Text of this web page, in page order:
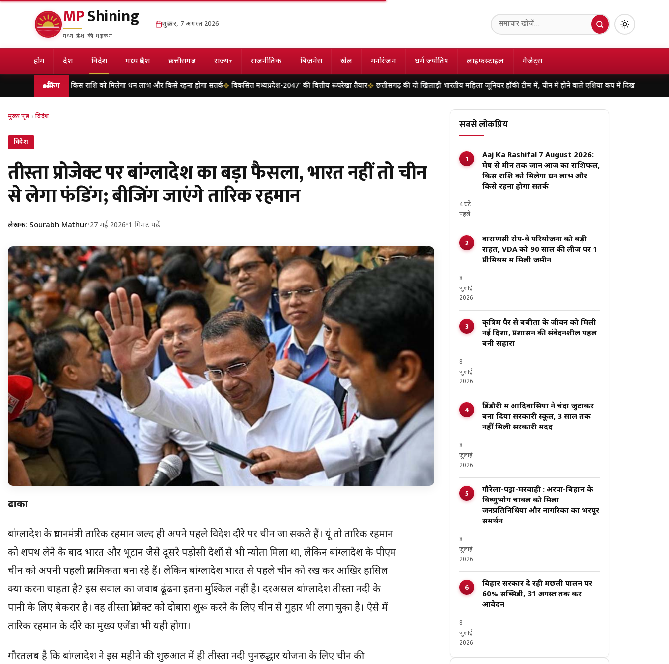
MPShining
मध्य प्रदेश की धड़कन
शुक्रवार, 7 अगस्त 2026
होम देश विदेश मध्य प्रदेश छत्तीसगढ़ राज्य▾ राजनीतिक बिज़नेस खेल मनोरंजन धर्म ज्योतिष लाइफस्टाइल गैजेट्स
ब्रेकिंग
किस राशि को मिलेगा धन लाभ और किसे रहना होगा सतर्क विकसित मध्यप्रदेश-2047’ की वित्तीय रूपरेखा तैयार छत्तीसगढ़ की दो खिलाड़ी भारतीय महिला जूनियर हॉकी टीम में, चीन में होने वाले एशिया कप में दिखाएंगी दम मध्यप्रदेश हॉकी
मुख्य पृष्ठ › विदेश
विदेश
तीस्ता प्रोजेक्ट पर बांग्लादेश का बड़ा फैसला, भारत नहीं तो चीन
से लेगा फंडिंग; बीजिंग जाएंगे तारिक रहमान
लेखक: Sourabh Mathur•27 मई 2026•1 मिनट पढ़ें
ढाका
बांग्लादेश के प्रधानमंत्री तारिक रहमान जल्द ही अपने पहले विदेश दौरे पर चीन जा सकते हैं। यूं तो तारिक रहमान
को शपथ लेने के बाद भारत और भूटान जैसे दूसरे पड़ोसी देशों से भी न्योता मिला था, लेकिन बांग्लादेश के पीएम
चीन को अपनी पहली प्राथमिकता बना रहे हैं। लेकिन बांग्लादेश भारत से पहले चीन को रख कर आखिर हासिल
क्या करना चाहता है? इस सवाल का जवाब ढूंढना इतना मुश्किल नहीं है। दरअसल बांग्लादेश तीस्ता नदी के
पानी के लिए बेकरार है। वह तीस्ता प्रोजेक्ट को दोबारा शुरू करने के लिए चीन से गुहार भी लगा चुका है। ऐसे में
तारिक रहमान के दौरे का मुख्य एजेंडा भी यही होगा।
गौरतलब है कि बांग्लादेश ने इस महीने की शुरुआत में ही तीस्ता नदी पुनरुद्धार योजना के लिए चीन की
सबसे लोकप्रिय
Aaj Ka Rashifal 7 August 2026:
मेष से मीन तक जानें आज का राशिफल,
किस राशि को मिलेगा धन लाभ और
किसे रहना होगा सतर्क
4 घंटे
पहले
वाराणसी रोप-वे परियोजना को बड़ी
राहत, VDA को 90 साल की लीज पर ₹1
प्रीमियम में मिली जमीन
8
जुलाई
2026
कृत्रिम पैर से बबीता के जीवन को मिली
नई दिशा, प्रशासन की संवेदनशील पहल
बनी सहारा
8
जुलाई
2026
डिंडौरी में आदिवासियों ने चंदा जुटाकर
बना दिया सरकारी स्कूल, 3 साल तक
नहीं मिली सरकारी मदद
8
जुलाई
2026
गौरेला-पेंड्रा-मरवाही : अरपा-बिहान के
विष्णुभोग चावल को मिला
जनप्रतिनिधियों और नागरिकों का भरपूर
समर्थन
8
जुलाई
2026
बिहार सरकार दे रही मछली पालन पर
60% सब्सिडी, 31 अगस्त तक करें
आवेदन
8
जुलाई
2026